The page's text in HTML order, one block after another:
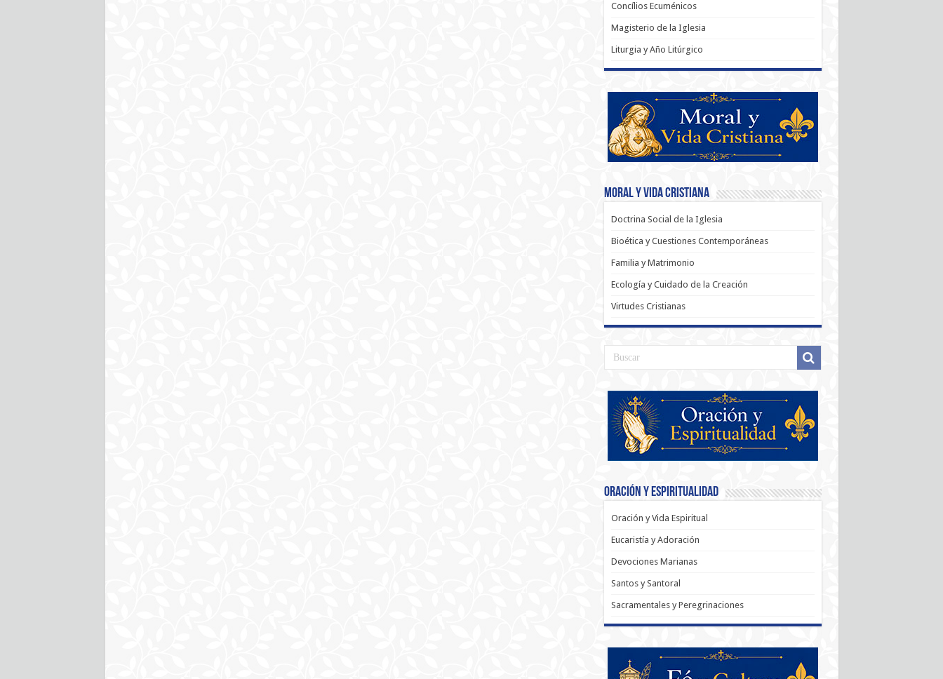
Concílios Ecuménicos
Magisterio de la Iglesia
Liturgia y Año Litúrgico
Moral y Vida Cristiana
Doctrina Social de la Iglesia
Bioética y Cuestiones Contemporáneas
Familia y Matrimonio
Ecología y Cuidado de la Creación
Virtudes Cristianas
Oración y Espiritualidad
Oración y Vida Espiritual
Eucaristía y Adoración
Devociones Marianas
Santos y Santoral
Sacramentales y Peregrinaciones